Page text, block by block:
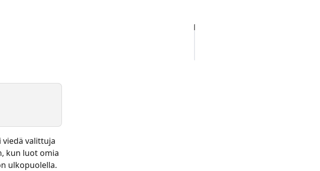
valittuja
kun luot omia
ulkopuolella.